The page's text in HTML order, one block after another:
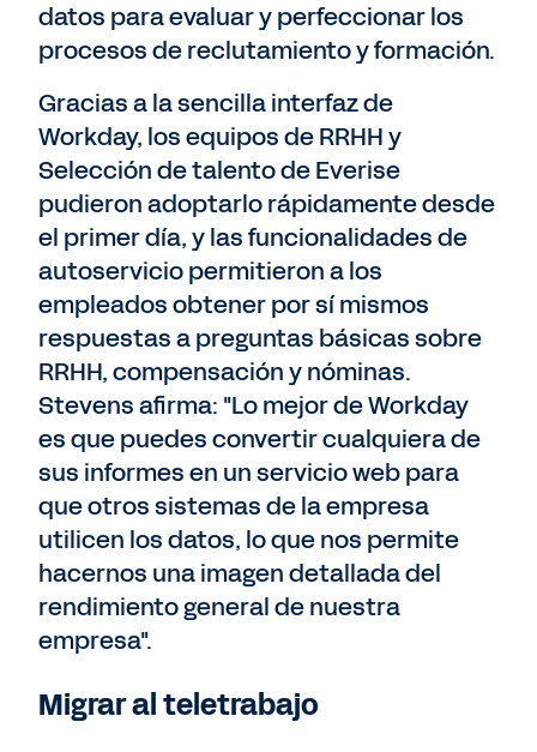
datos para evaluar y perfeccionar los
procesos de reclutamiento y formación.
Gracias a la sencilla interfaz de
Workday, los equipos de RRHH y
Selección de talento de Everise
pudieron adoptarlo rápidamente desde
el primer día, y las funcionalidades de
autoservicio permitieron a los
empleados obtener por sí mismos
respuestas a preguntas básicas sobre
RRHH, compensación y nóminas.
Stevens afirma: "Lo mejor de Workday
es que puedes convertir cualquiera de
sus informes en un servicio web para
que otros sistemas de la empresa
utilicen los datos, lo que nos permite
hacernos una imagen detallada del
rendimiento general de nuestra
empresa".
Migrar al teletrabajo